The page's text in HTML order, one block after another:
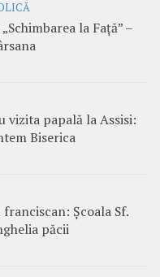
la Față” –
vizita papală la Assisi:
Biserica
Școala Sf.
păcii